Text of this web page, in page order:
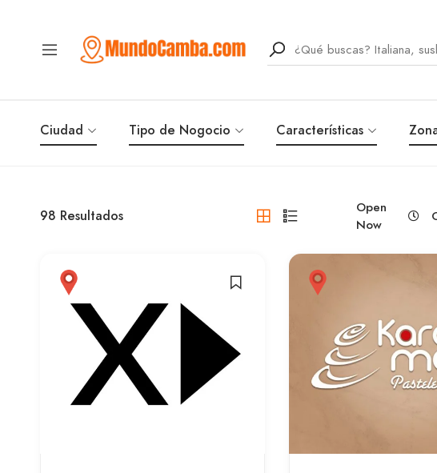
Ciudad Tipo de Nogocio Características
98 Resultados
Open
Now